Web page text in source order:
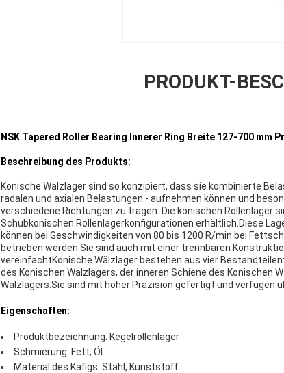
PRODUKT-
NSK Tapered Roller Bearing Innerer Ring Breite 127-700 mm
Beschreibung des Produkts:
Konische Walzlager sind so konzipiert, dass sie kombinierte
radalen und axialen Belastungen - aufnehmen können.und
verschiedene Richtungen zu tragen. Die konischen Rollenlager
Schubkonischen Rollenlagerkonfigurationen erhältlich.Diese
können bei Geschwindigkeiten von 80 bis 1200 R/min bei
betrieben werden.Sie sind auch mit einer trennbaren
vereinfachtKonische Wälzlager bestehen aus vier
des Konischen Wälzlagers, der inneren Schiene des Konischen
Wälzlagers.Sie sind mit hoher Präzision gefertigt und verfügen
Eigenschaften:
Produktbezeichnung: Kegelrollenlager
Schmierung: Fett, Öl
Material des Käfigs: Stahl, Kunststoff